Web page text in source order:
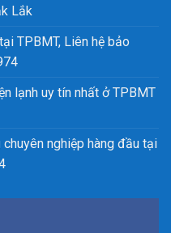
Lắk
TPBMT, Liên hệ bảo
lạnh uy tín nhất ở TPBMT
nghiệp hàng đầu tại